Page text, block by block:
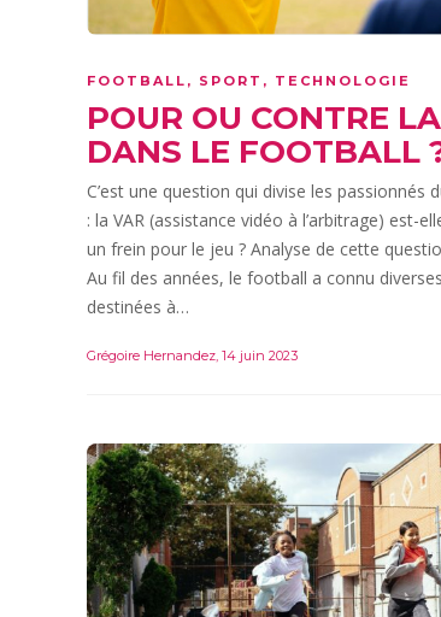
FOOTBALL , SPORT , TECHNOLOGIE
POUR OU CONTRE
DANS LE FOOTBALL
C’est une question qui divise les passionnés
: la VAR (assistance vidéo à l’arbitrage) est-
un frein pour le jeu ? Analyse de cette
Au fil des années, le football a connu
destinées à…
Grégoire Hernandez, 14 juin 2023